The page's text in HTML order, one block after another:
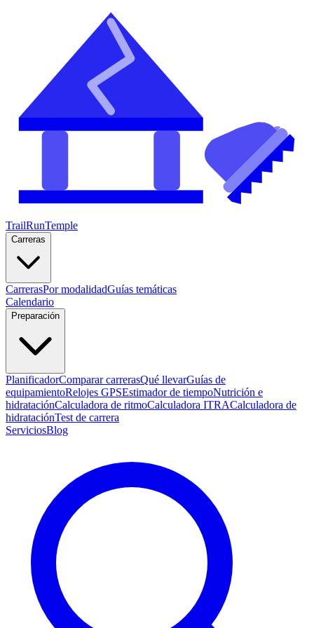
TrailRunTemple
Carreras
CarrerasPor modalidadGuías temáticas
Calendario
Preparación
PlanificadorComparar carrerasQué llevarGuías de
equipamientoRelojes GPSEstimador de tiempoNutrición e
hidrataciónCalculadora de ritmoCalculadora ITRACalculadora de
hidrataciónTest de carrera
ServiciosBlog